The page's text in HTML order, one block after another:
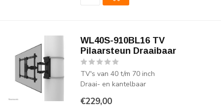
WL40S-910BL16 TV
Pilaarsteun Draaibaar
TV's van 40 t/m 70 inch
Draai- en kantelbaar
€229,00